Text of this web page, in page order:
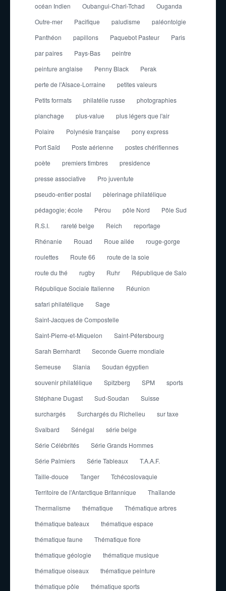
océan Indien Oubangui-Chari-Tchad
Ouganda
Outre-mer
Pacifique paludisme
paléontolgie
Panthéon
papillons Paquebot Pasteur
Paris
par paires
Pays-Bas
peintre
peinture anglaise
Penny Black
Perak
perte de l'Alsace-Lorraine
petites valeurs
Petits formats
philatélie russe
photographies
planchage
plus-value
plus légers que l'air
Polaire
Polynésie française
pony express
Port Saïd
Poste aérienne
postes chérifiennes
poète
premiers timbres
presidence
presse associative
Pro juventute
pseudo-entier postal
pèlerinage philatélique
pédagogie; école
Pérou pôle Nord
Pôle Sud
R.S.I.
rareté belge Reich
reportage
Rhénanie
Rouad Roue ailée
rouge-gorge
roulettes
Route 66
route de la soie
route du thé
rugby Ruhr
République de Salo
République Sociale Italienne
Réunion
safari philatélique
Sage
Saint-Jacques de Compostelle
Saint-Pierre-et-Miquelon
Saint-Pétersbourg
Sarah Bernhardt
Seconde Guerre mondiale
Semeuse
Slania
Soudan égyptien
souvenir philatélique
Spitzberg SPM
sports
Stéphane Dugast
Sud-Soudan
Suisse
surchargés
Surchargés du Richelieu
sur taxe
Svalbard
Sénégal
série belge
Série Célébrités
Série Grands Hommes
Série Palmiers
Série Tableaux
T.A.A.F.
Taille-douce
Tanger
Tchécoslovaquie
Territoire de l'Antarctique Britannique
Thaïlande
Thermalisme
thématique
Thématique arbres
thématique bateaux
thématique espace
thématique faune
Thématique flore
thématique géologie
thématique musique
thématique oiseaux
thématique peinture
thématique pôle
thématique sports